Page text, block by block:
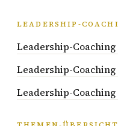
LEADERSHIP-
Leadership-
Leadership-
Leadership-